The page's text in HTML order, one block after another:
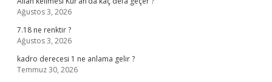
Ağustos 3, 2026
7.18 ne renktir ?
Ağustos 3, 2026
kadro derecesi 1 ne anlama gelir ?
Temmuz 30, 2026